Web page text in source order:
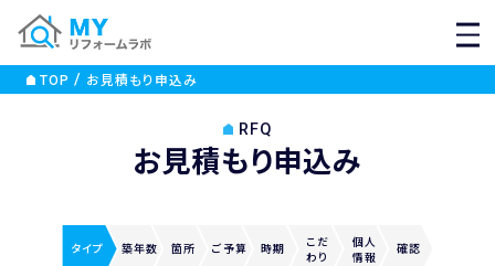
TOP お見積もり申込み
RFQ
お見積もり申込み
タイプ 築年数 箇所 ご 予算 時期
こだ
わり
個人
情報
確認